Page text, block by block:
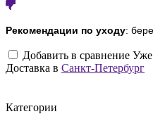
Рекомендации по уходу:
Добавить в сравнение Уже
Доставка в Санкт-Петербург
Категории